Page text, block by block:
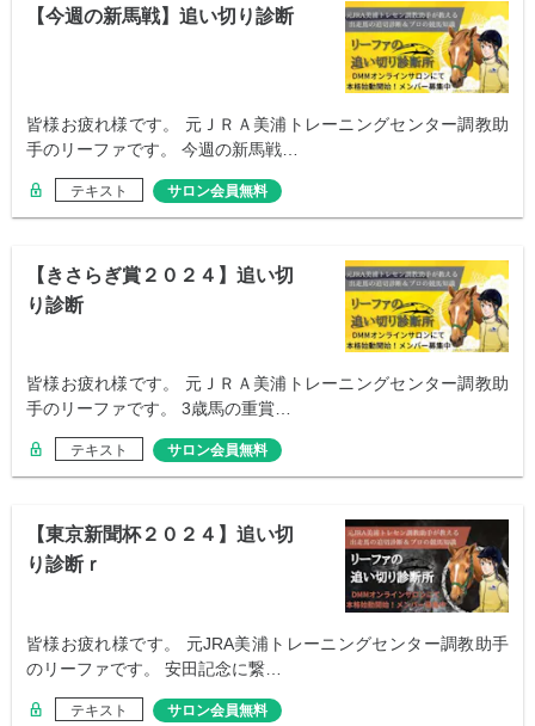
【今週の新馬戦】追い切り診断
皆様お疲れ様です。 元ＪＲＡ美浦トレーニングセンター調教助
手のリーファです。 今週の新馬戦…
テキスト サロン会員無料
【きさらぎ賞２０２４】追い切
り診断
皆様お疲れ様です。 元ＪＲＡ美浦トレーニングセンター調教助
手のリーファです。 3歳馬の重賞…
テキスト サロン会員無料
【東京新聞杯２０２４】追い切
り診断ｒ
皆様お疲れ様です。 元JRA美浦トレーニングセンター調教助手
のリーファです。 安田記念に繋…
テキスト サロン会員無料